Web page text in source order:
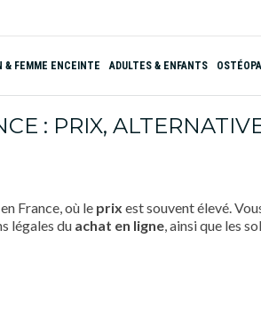
& FEMME ENCEINTE ADULTES & ENFANTS
: PRIX,
France, où le prix est souvent élevé.
légales du achat en ligne, ainsi que les